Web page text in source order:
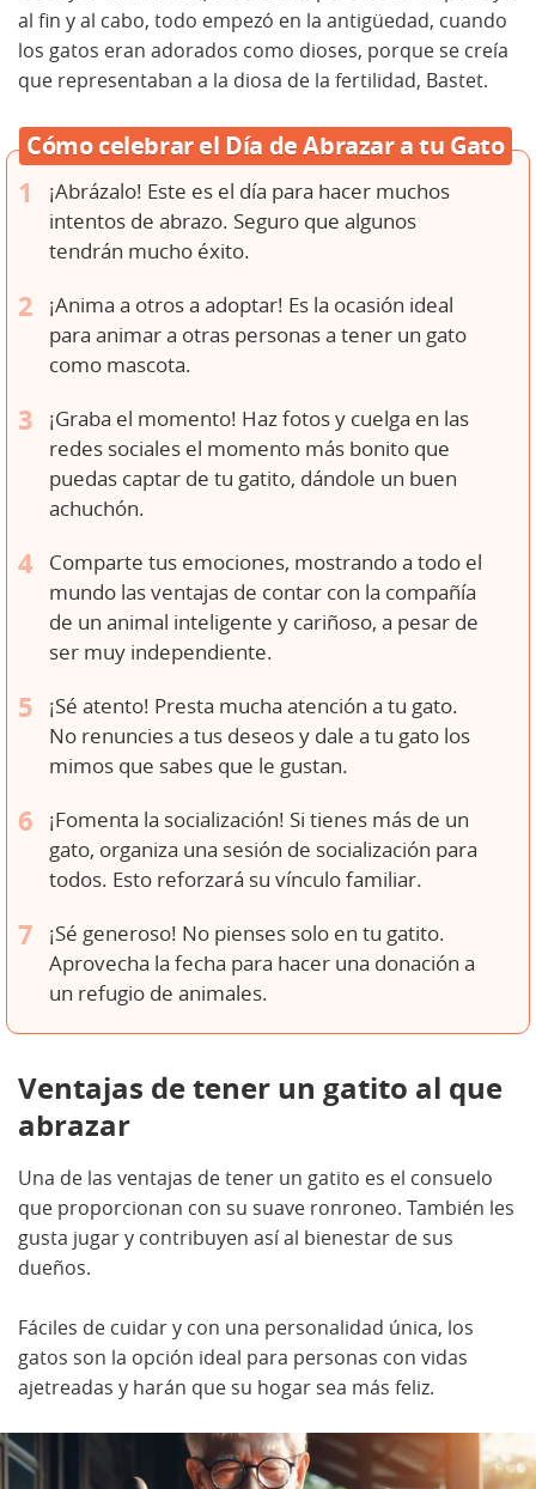
al fin y al cabo, todo empezó en la antigüedad, cuando
los gatos eran adorados como dioses, porque se creía
que representaban a la diosa de la fertilidad, Bastet.
Cómo celebrar el Día de Abrazar a tu Gato
¡Abrázalo! Este es el día para hacer muchos
intentos de abrazo. Seguro que algunos
tendrán mucho éxito.
¡Anima a otros a adoptar! Es la ocasión ideal
para animar a otras personas a tener un gato
como mascota.
¡Graba el momento! Haz fotos y cuelga en las
redes sociales el momento más bonito que
puedas captar de tu gatito, dándole un buen
achuchón.
Comparte tus emociones, mostrando a todo el
mundo las ventajas de contar con la compañía
de un animal inteligente y cariñoso, a pesar de
ser muy independiente.
¡Sé atento! Presta mucha atención a tu gato.
No renuncies a tus deseos y dale a tu gato los
mimos que sabes que le gustan.
¡Fomenta la socialización! Si tienes más de un
gato, organiza una sesión de socialización para
todos. Esto reforzará su vínculo familiar.
¡Sé generoso! No pienses solo en tu gatito.
Aprovecha la fecha para hacer una donación a
un refugio de animales.
Ventajas de tener un gatito al que
abrazar
Una de las ventajas de tener un gatito es el consuelo
que proporcionan con su suave ronroneo. También les
gusta jugar y contribuyen así al bienestar de sus
dueños.
Fáciles de cuidar y con una personalidad única, los
gatos son la opción ideal para personas con vidas
ajetreadas y harán que su hogar sea más feliz.